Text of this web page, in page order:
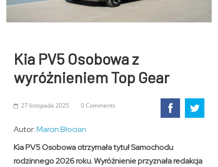
Kia PV5 Osobowa z
wyróżnieniem Top Gear
27 listopada 2025 0 Comments
Autor:Marcin Błocian
Kia PV5 Osobowa otrzymała tytuł Samochodu
rodzinnego 2026 roku. Wyróżnienie przyznała redakcja